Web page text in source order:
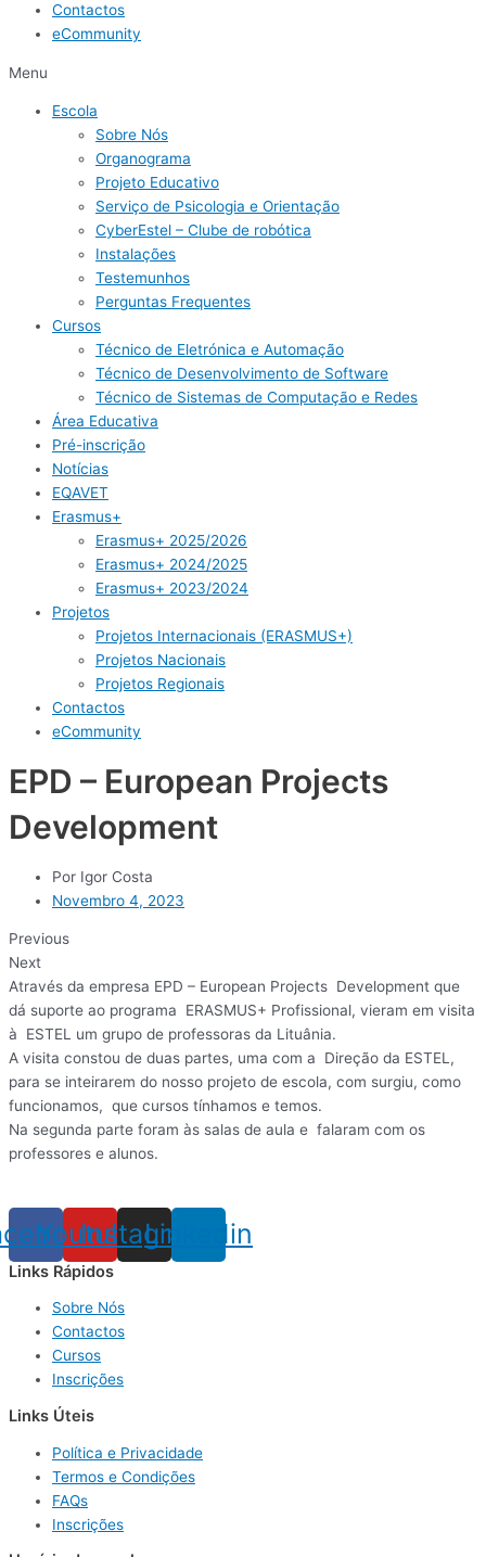
Contactos
eCommunity
Menu
Escola
Sobre Nós
Organograma
Projeto Educativo
Serviço de Psicologia e Orientação
CyberEstel – Clube de robótica
Instalações
Testemunhos
Perguntas Frequentes
Cursos
Técnico de Eletrónica e Automação
Técnico de Desenvolvimento de Software
Técnico de Sistemas de Computação e Redes
Área Educativa
Pré-inscrição​
Notícias
EQAVET
Erasmus+
Erasmus+ 2025/2026
Erasmus+ 2024/2025
Erasmus+ 2023/2024
Projetos
Projetos Internacionais (ERASMUS+)
Projetos Nacionais
Projetos Regionais
Contactos
eCommunity
EPD – European Projects
Development
Por Igor Costa
Novembro 4, 2023
Previous
Next
Através da empresa EPD – European Projects Development que
dá suporte ao programa ERASMUS+ Profissional, vieram em visita
à ESTEL um grupo de professoras da Lituânia.
A visita constou de duas partes, uma com a Direção da ESTEL,
para se inteirarem do nosso projeto de escola, com surgiu, como
funcionamos, que cursos tínhamos e temos.
Na segunda parte foram às salas de aula e falaram com os
professores e alunos.
Youtube
InstagramLinkedin
Links Rápidos
Sobre Nós
Contactos
Cursos
Inscrições
Links Úteis
Política e Privacidade
Termos e Condições
FAQs
Inscrições